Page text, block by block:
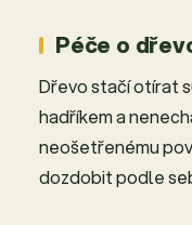
Péče o
Dřevo stačí otírat
hadříkem a
neošetřenému
dozdobit podle